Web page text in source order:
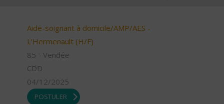
Aide-soignant à domicile/AMP/AES -
L'Hermenault (H/F)
85 - Vendée
CDD
04/12/2025
POSTULER